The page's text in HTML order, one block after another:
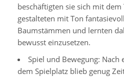
Lehrerkollegium
Schulgesundheitsfachkraft
Jahrgänge
beschäftigten sie sich mit dem
gestalteten mit Ton
Baumstämmen und lernten
bewusst einzusetzen.
Spiel und Bewegung: Nach
dem Spielplatz blieb genug